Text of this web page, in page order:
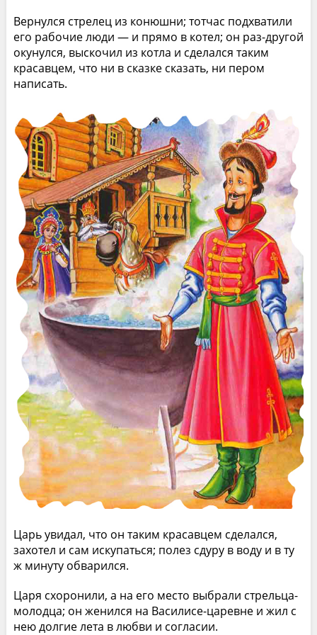
Вернулся стрелец из конюшни; тотчас подхватили
его рабочие люди — и прямо в котел; он раз-другой
окунулся, выскочил из котла и сделался таким
красавцем, что ни в сказке сказать, ни пером
написать.
Царь увидал, что он таким красавцем сделался,
захотел и сам искупаться; полез сдуру в воду и в ту
ж минуту обварился.
Царя схоронили, а на его место выбрали стрельца-
молодца; он женился на Василисе-царевне и жил с
нею долгие лета в любви и согласии.